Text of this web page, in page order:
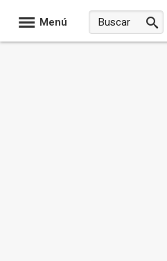
Menú